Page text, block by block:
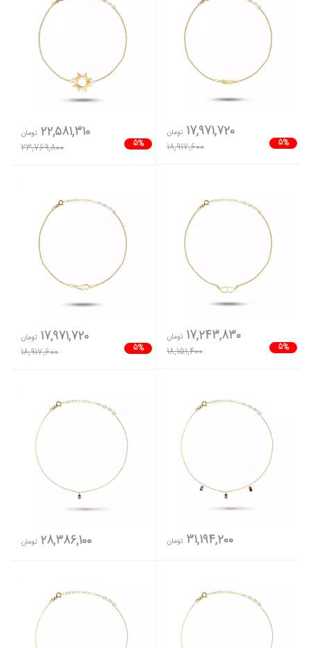
5%
17,971,720 تومان
18,917,600
5%
22,581,310 تومان
23,769,800
5%
17,243,830 تومان
18,151,400
5%
17,971,720 تومان
18,917,600
31,194,200 تومان 28,386,100 تومان